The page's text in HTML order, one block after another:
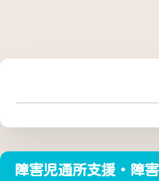
障害児通所支援・障